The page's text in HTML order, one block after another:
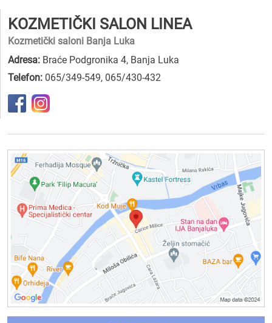
KOZMETIČKI SALON LINEA
Kozmetički saloni Banja Luka
Adresa: Braće Podgronika 4, Banja Luka
Telefon: 065/349-549, 065/430-432